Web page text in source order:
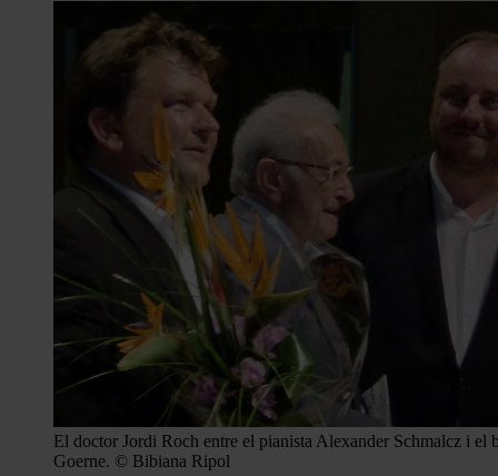
El doctor Jordi Roch entre el pianista Alexander Schmalcz i el
Goerne. © Bibiana Ripol